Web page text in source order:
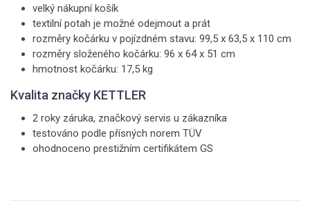
velký nákupní košík
textilní potah je možné odejmout a prát
rozměry kočárku v pojízdném stavu: 99,5 x 63,5 x 110 cm
rozměry složeného kočárku: 96 x 64 x 51 cm
hmotnost kočárku: 17,5 kg
Kvalita značky KETTLER
2 roky záruka, značkový servis u zákazníka
testováno podle přísných norem TÜV
ohodnoceno prestižním certifikátem GS